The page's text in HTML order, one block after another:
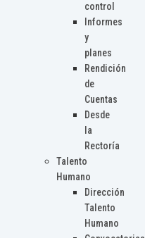
control
Informes
y
planes
Rendición
de
Cuentas
Desde
la
Rectoría
Talento
Humano
Dirección
Talento
Humano